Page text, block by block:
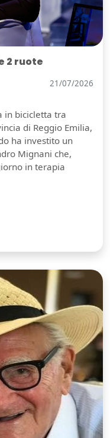
2 ruote
21/07/2026
in bicicletta tra
di Reggio Emilia,
ha investito un
Mignani che,
in terapia